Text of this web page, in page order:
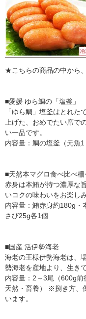
★こちらの商品の中から
■愛媛 ゆら鯛の「塩釜」
「ゆら鯛」塩釜はとれた
上げた、おめでたい席で
い一品です。
内容量：鯛の塩釜（元魚
■天然本マグロ食べ比べ柵
赤身は本鮪が持つ濃厚な
いコクの味わいをお楽し
内容量：鮪赤身約180g・
さび25g各1個
■国産 活伊勢海老
海老の王様伊勢海老は、
勢海老を産地より、生き
内容量：2～3尾（600g
天然・畜養） ※捌き方、
います。